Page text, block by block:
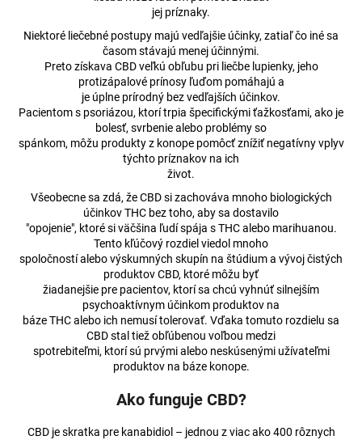
jej príznaky.
Niektoré liečebné postupy majú vedľajšie účinky, zatiaľ čo iné sa
časom stávajú menej účinnými.
Preto získava CBD veľkú obľubu pri liečbe lupienky, jeho
protizápalové prínosy ľuďom pomáhajú a
je úplne prírodný bez vedľajších účinkov.
Pacientom s psoriázou, ktorí trpia špecifickými ťažkosťami, ako je
bolesť, svrbenie alebo problémy so
spánkom, môžu produkty z konope pomôcť znížiť negatívny vplyv
týchto príznakov na ich
život.
Všeobecne sa zdá, že CBD si zachováva mnoho biologických
účinkov THC bez toho, aby sa dostavilo
"opojenie", ktoré si väčšina ľudí spája s THC alebo marihuanou.
Tento kľúčový rozdiel viedol mnoho
spoločností alebo výskumných skupín na štúdium a vývoj čistých
produktov CBD, ktoré môžu byť
žiadanejšie pre pacientov, ktorí sa chcú vyhnúť silnejším
psychoaktívnym účinkom produktov na
báze THC alebo ich nemusí tolerovať. Vďaka tomuto rozdielu sa
CBD stal tiež obľúbenou voľbou medzi
spotrebiteľmi, ktorí sú prvými alebo neskúsenými užívateľmi
produktov na báze konope.
Ako funguje CBD?
CBD je skratka pre kanabidiol – jednou z viac ako 400 rôznych
O
d